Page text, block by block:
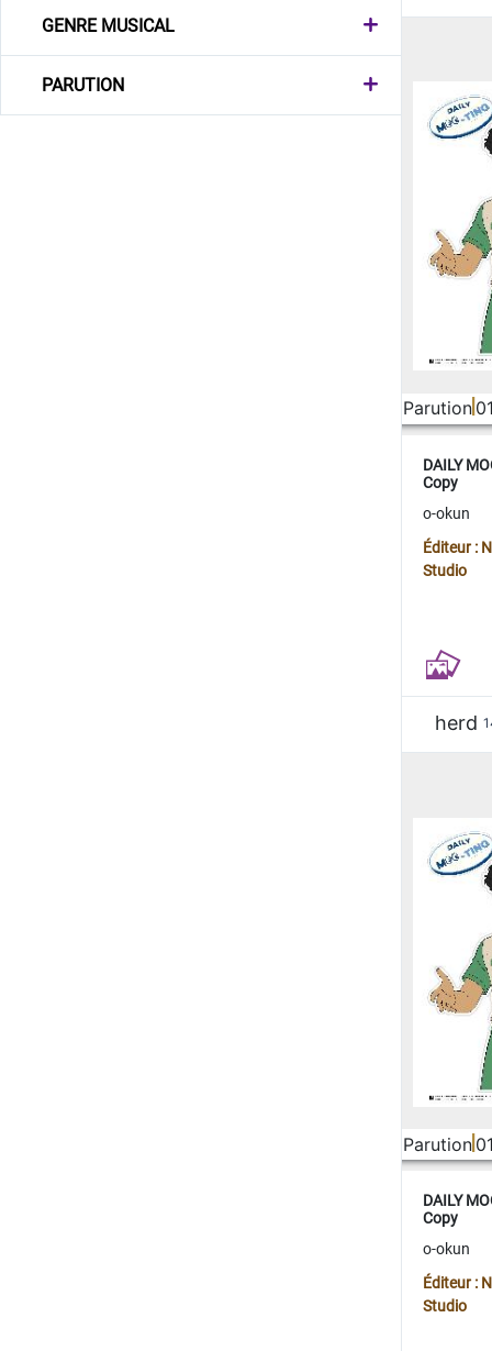
GENRE MUSICAL
PARUTION
Parution
DAILY
Copy
o-okun
Éditeur :
Studio
herd
Parution
DAILY
Copy
o-okun
Éditeur :
Studio